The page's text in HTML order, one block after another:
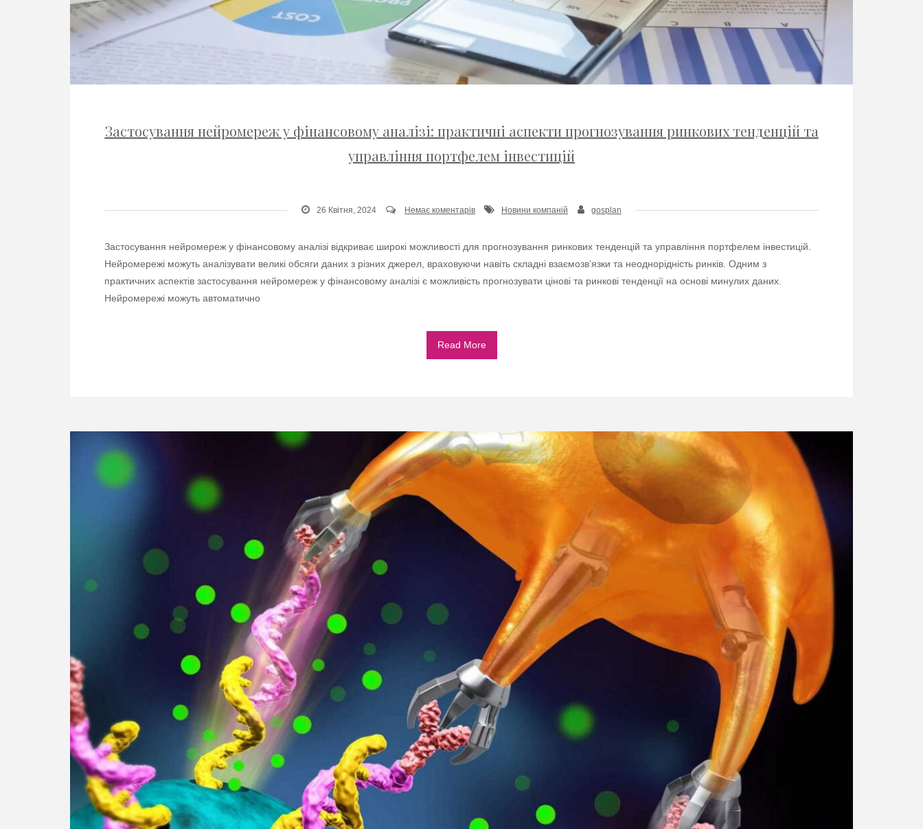
Застосування нейромереж у фінансовому аналізі: практичні аспекти прогнозування ринкових тенденцій та
управління портфелем інвестицій
26 Квітня, 2024 Немає коментарів Новини компаній gosplan
Застосування нейромереж у фінансовому аналізі відкриває широкі можливості для прогнозування ринкових тенденцій та управління портфелем інвестицій.
Нейромережі можуть аналізувати великі обсяги даних з різних джерел, враховуючи навіть складні взаємозв’язки та неоднорідність ринків. Одним з
практичних аспектів застосування нейромереж у фінансовому аналізі є можливість прогнозувати цінові та ринкові тенденції на основі минулих даних.
Нейромережі можуть автоматично
Read More